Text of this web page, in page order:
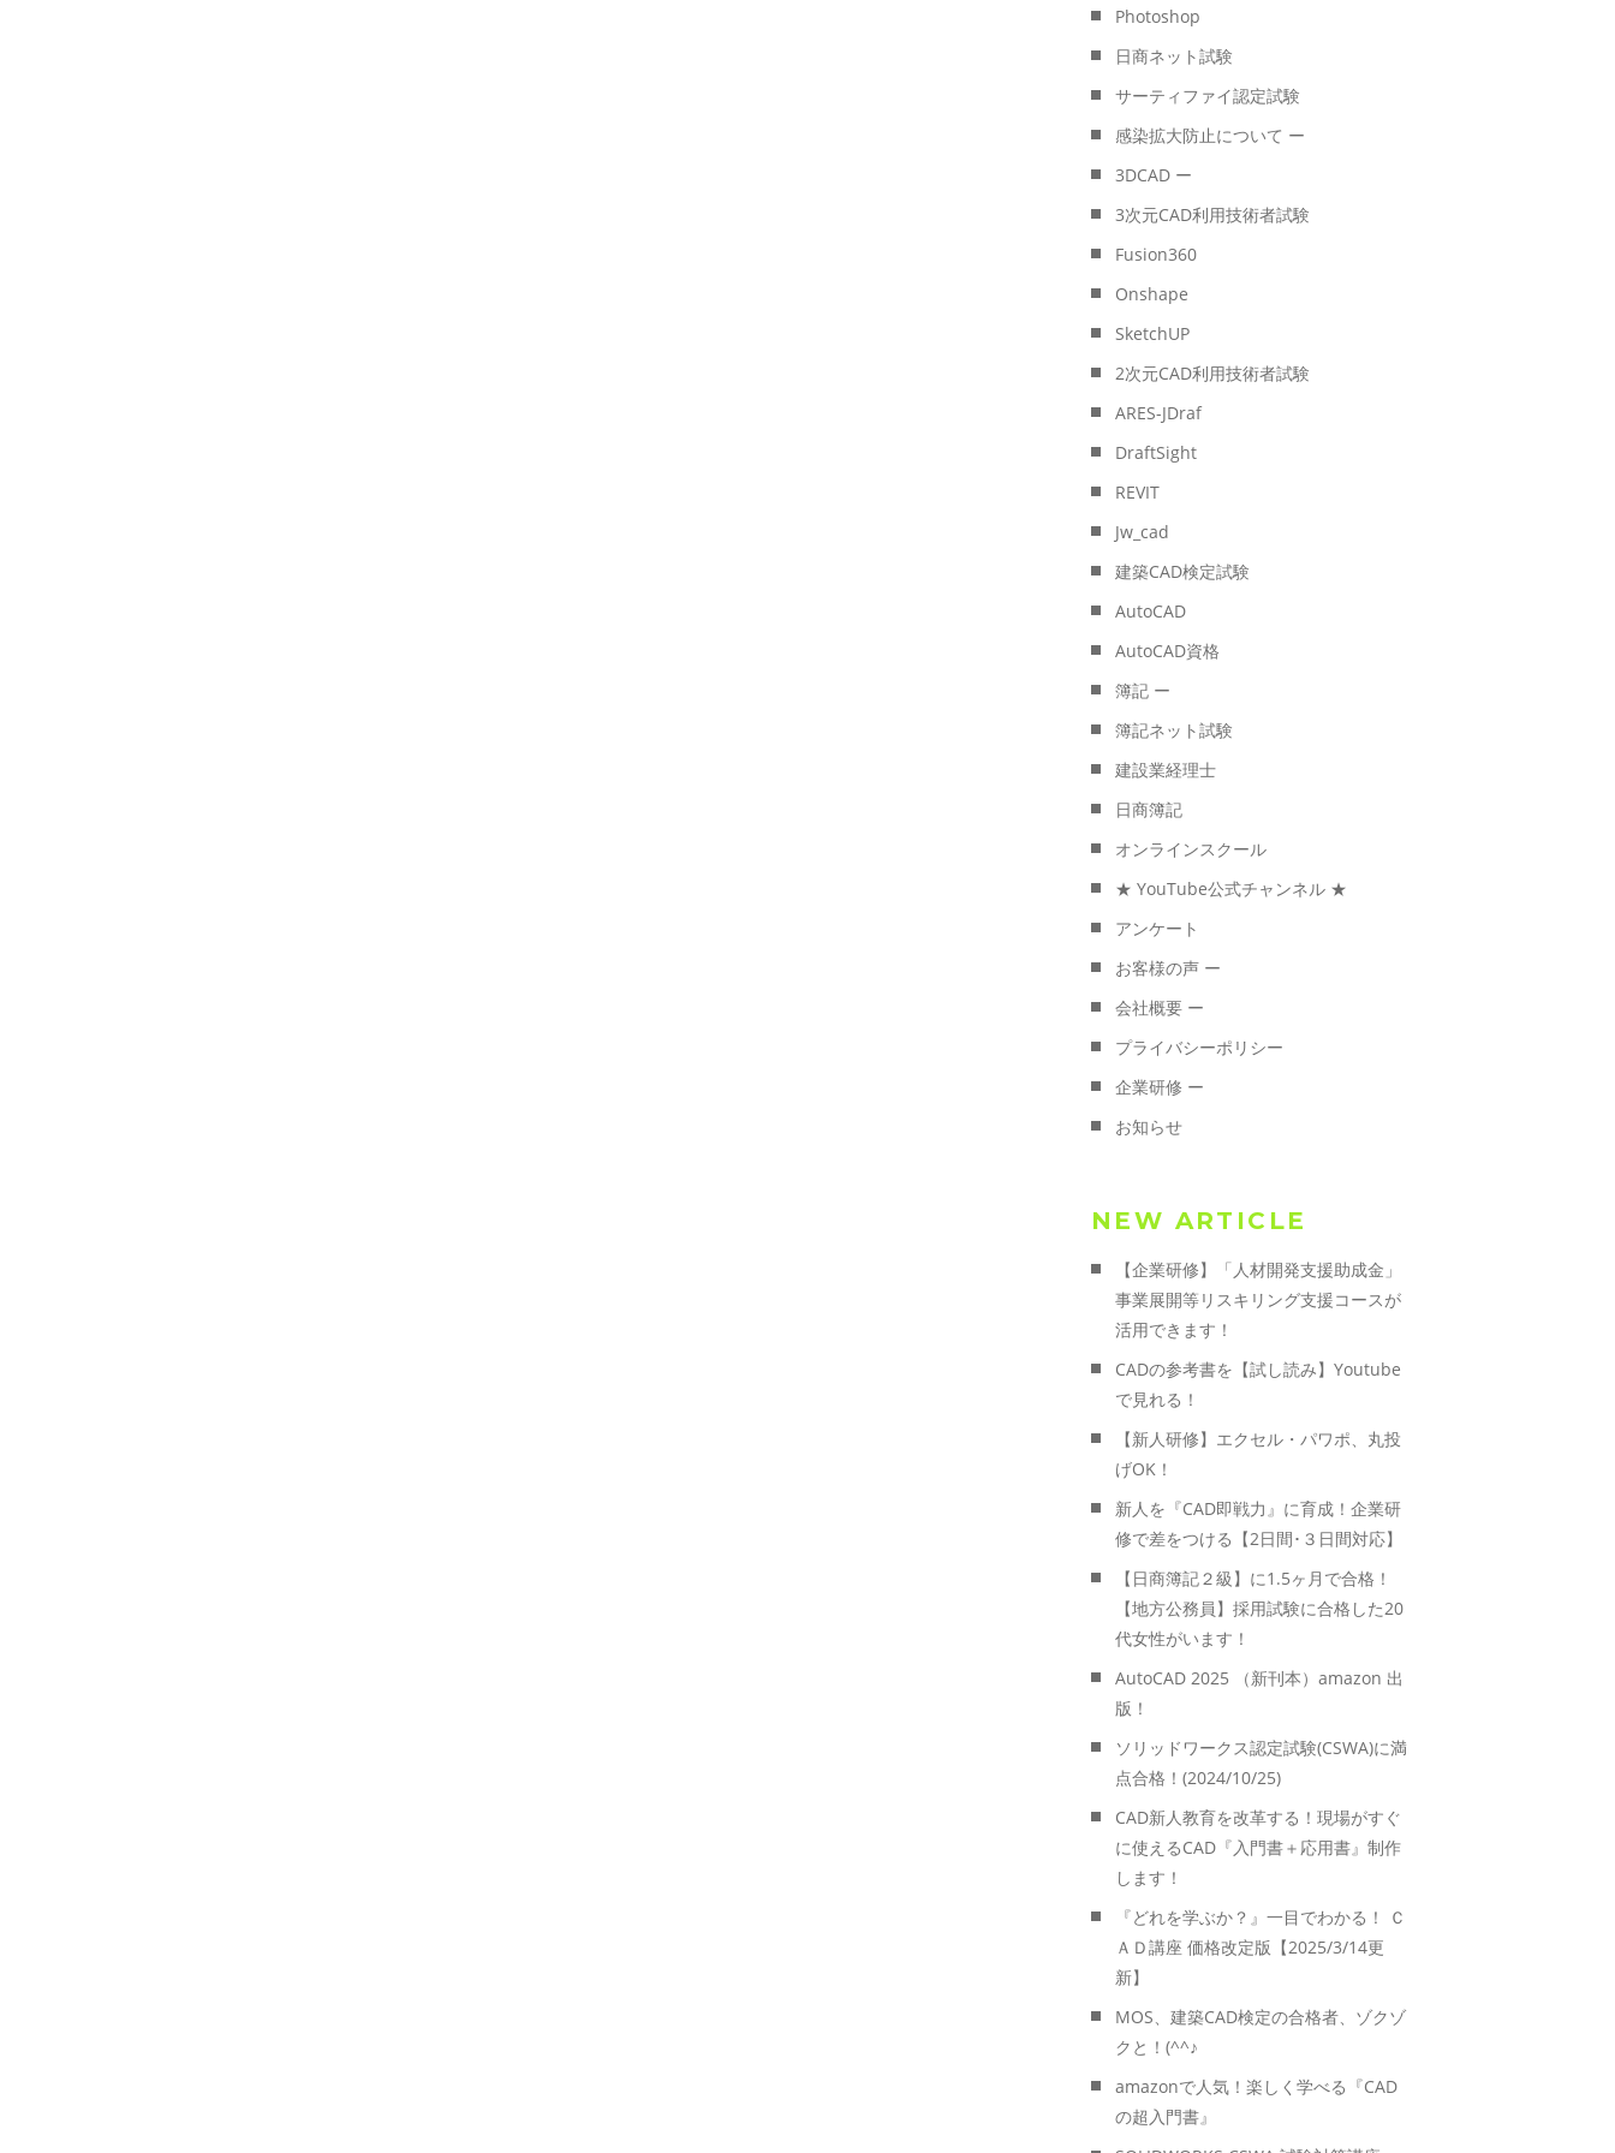
Photoshop
日商ネット試験
サーティファイ認定試験
感染拡大防止について ー
3DCAD ー
3次元CAD利用技術者試験
Fusion360
Onshape
SketchUP
2次元CAD利用技術者試験
ARES-JDraf
DraftSight
REVIT
Jw_cad
建築CAD検定試験
AutoCAD
AutoCAD資格
簿記 ー
簿記ネット試験
建設業経理士
日商簿記
オンラインスクール
★ YouTube公式チャンネル ★
アンケート
お客様の声 ー
会社概要 ー
プライバシーポリシー
企業研修 ー
お知らせ
NEW ARTICLE
【企業研修】「人材開発支援助成金」
事業展開等リスキリング支援コースが
活用できます！
CADの参考書を【試し読み】Youtube
で見れる！
【新人研修】エクセル・パワポ、丸投
げOK！
新人を『CAD即戦力』に育成！企業研
修で差をつける【2日間･３日間対応】
【日商簿記２級】に1.5ヶ月で合格！
【地方公務員】採用試験に合格した20
代女性がいます！
AutoCAD 2025 （新刊本）amazon 出
版！
ソリッドワークス認定試験(CSWA)に満
点合格！(2024/10/25)
CAD新人教育を改革する！現場がすぐ
に使えるCAD『入門書＋応用書』制作
します！
『どれを学ぶか？』一目でわかる！ Ｃ
ＡＤ講座 価格改定版【2025/3/14更
新】
MOS、建築CAD検定の合格者、ゾクゾ
クと！(^^♪
amazonで人気！楽しく学べる『CAD
の超入門書』